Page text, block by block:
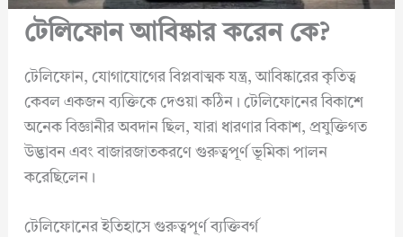
টেলিফোন আবিষ্কার করেন কে?
টেলিফোন, যোগাযোগের বিপ্লবাত্মক যন্ত্র, আবিষ্কারের কৃতিত্ব
কেবল একজন ব্যক্তিকে দেওয়া কঠিন। টেলিফোনের বিকাশে
অনেক বিজ্ঞানীর অবদান ছিল, যারা ধারণার বিকাশ, প্রযুক্তিগত
উদ্ভাবন এবং বাজারজাতকরণে গুরুত্বপূর্ণ ভূমিকা পালন
করেছিলেন।
টেলিফোনের ইতিহাসে গুরুত্বপূর্ণ ব্যক্তিবর্গ